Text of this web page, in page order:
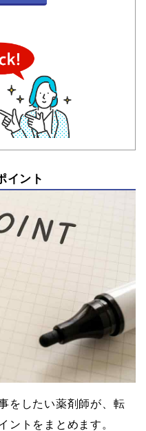
イント
をしたい薬剤師が、転
ントをまとめます。